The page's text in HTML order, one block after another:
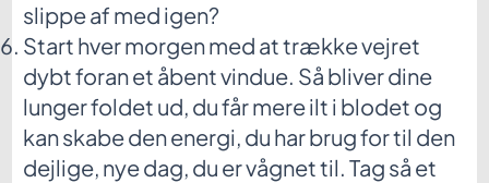
slippe af med igen?
Start hver morgen med at trække vejret
dybt foran et åbent vindue. Så bliver dine
lunger foldet ud, du får mere ilt i blodet og
kan skabe den energi, du har brug for til den
dejlige, nye dag, du er vågnet til. Tag så et